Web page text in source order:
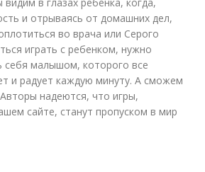
и отрываясь от домашних дел,
во врача или Серого
играть с ребенком, нужно
себя малышом, которого все
и радует каждую минуту. А сможем
надеются, что игры,
сайте, станут пропуском в мир